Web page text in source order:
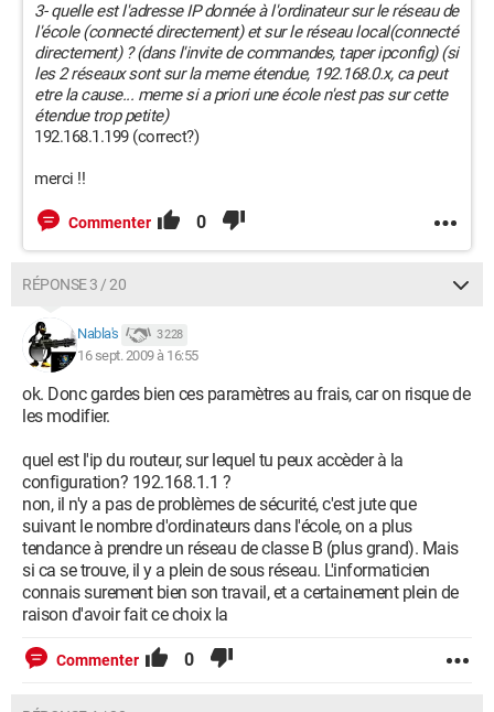
3- quelle est l'adresse IP donnée à l'ordinateur sur le réseau de
l'école (connecté directement) et sur le réseau local(connecté
directement) ? (dans l'invite de commandes, taper ipconfig) (si
les 2 réseaux sont sur la meme étendue, 192.168.0.x, ca peut
etre la cause... meme si a priori une école n'est pas sur cette
étendue trop petite)
192.168.1.199 (correct?)
merci !!
Commenter 0
RÉPONSE 3 / 20
Nabla's 3 228
16 sept. 2009 à 16:55
ok. Donc gardes bien ces paramètres au frais, car on risque de
les modifier.
quel est l'ip du routeur, sur lequel tu peux accèder à la
configuration? 192.168.1.1 ?
non, il n'y a pas de problèmes de sécurité, c'est jute que
suivant le nombre d'ordinateurs dans l'école, on a plus
tendance à prendre un réseau de classe B (plus grand). Mais
si ca se trouve, il y a plein de sous réseau. L'informaticien
connais surement bien son travail, et a certainement plein de
raison d'avoir fait ce choix la
Commenter 0